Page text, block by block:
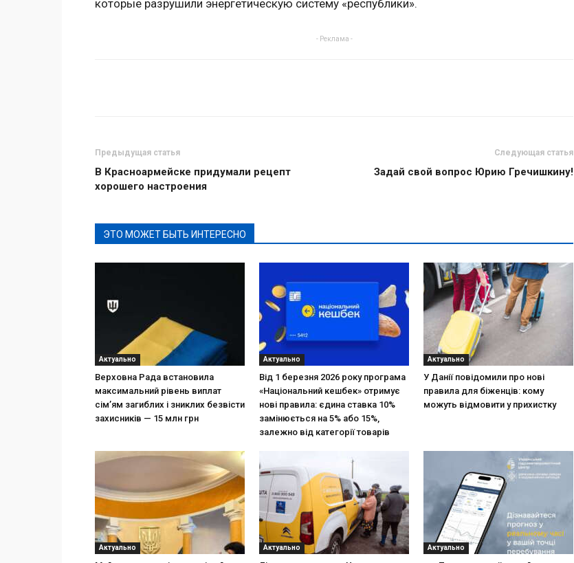
которые разрушили энергетическую систему «республики».
- Реклама -
Предыдущая статья
В Красноармейске придумали рецепт
хорошего настроения
Следующая статья
Задай свой вопрос Юрию Гречишкину!
ЭТО МОЖЕТ БЫТЬ ИНТЕРЕСНО
Актуально
Верховна Рада встановила
максимальний рівень виплат
сім’ям загиблих і зниклих безвісти
захисників — 15 млн грн
Актуально
Від 1 березня 2026 року програма
«Національний кешбек» отримує
нові правила: єдина ставка 10%
замінюється на 5% або 15%,
залежно від категорії товарів
Актуально
У Данії повідомили про нові
правила для біженців: кому
можуть відмовити у прихистку
Актуально Актуально Актуально